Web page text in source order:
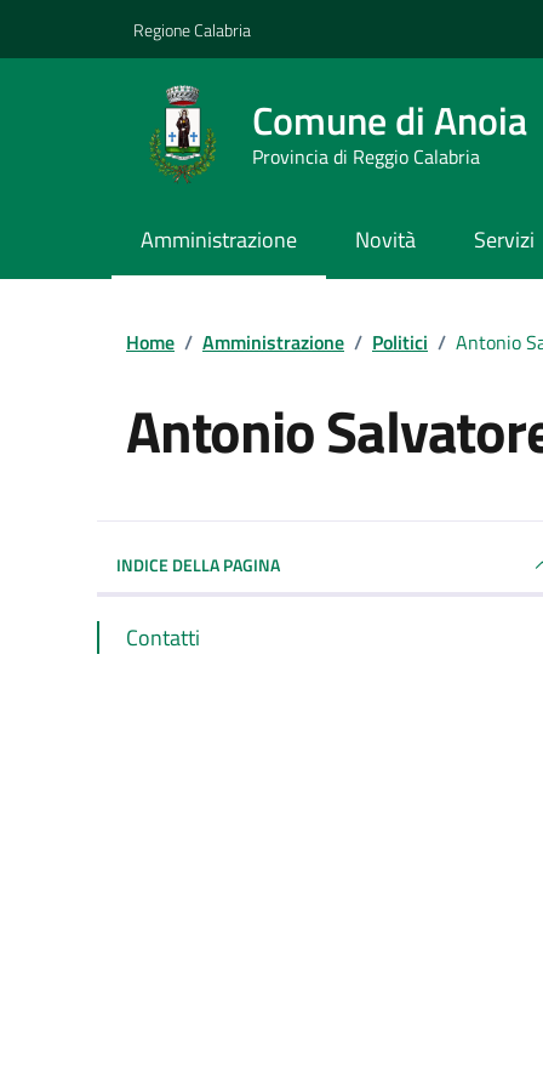
Regione Calabria
Comune di Anoia
Provincia di Reggio Calabria
Amministrazione Novità Servizi
Home / Amministrazione / Politici / Antonio
Antonio
INDICE DELLA PAGINA
Contatti